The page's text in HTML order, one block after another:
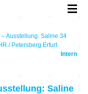
Ausstellung: Saline 34
/ Petersberg Erfurt
Intern
Saline